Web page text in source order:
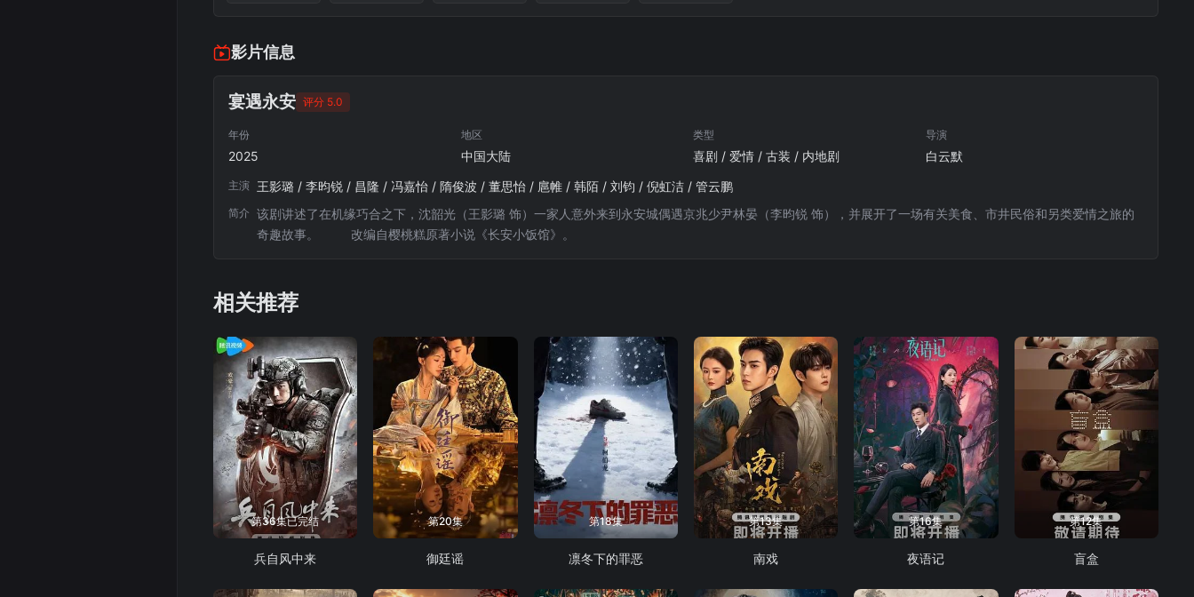
影片信息
宴遇永安 评分 5.0
年份
2025
地区
中国大陆
类型
喜剧 / 爱情 / 古装 / 内地剧
导演
白云默
主演 王影璐 / 李昀锐 / 昌隆 / 冯嘉怡 / 隋俊波 / 董思怡 / 扈帷 / 韩陌 / 刘钧 / 倪虹洁 / 管云鹏
简介 该剧讲述了在机缘巧合之下，沈韶光（王影璐 饰）一家人意外来到永安城偶遇京兆少尹林晏（李昀锐 饰），并展开了一场有关美食、市井民俗和另类爱情之旅的
奇趣故事。 改编自樱桃糕原著小说《长安小饭馆》。
相关推荐
第36集已完结
兵自风中来
第20集
御廷谣
第18集
凛冬下的罪恶
第13集
南戏
第16集
夜语记
第12集
盲盒